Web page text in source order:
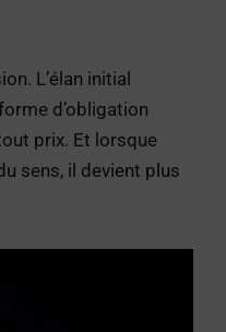
L’élan initial
d’obligation
prix. Et lorsque
sens, il devient plus